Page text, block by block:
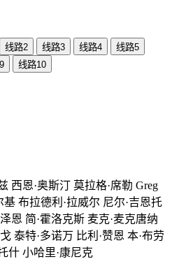
线路2 线路3 线路4
线路5
线路10
西恩·奥斯汀 莫拉格·席勒 Greg
基 布拉德利·拉威尔 尼尔·吉恩托
恩 简·霍洛克斯 麦克·麦克唐纳
泰特·多诺万 比利·赞恩 本·布劳
什 小哈里·康尼克